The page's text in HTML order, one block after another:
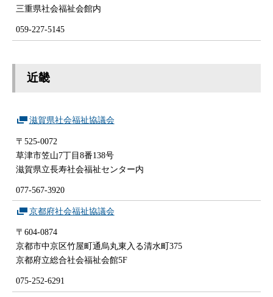
三重県社会福祉会館内
059-227-5145
近畿
滋賀県社会福祉協議会
〒525-0072
草津市笠山7丁目8番138号
滋賀県立長寿社会福祉センター内
077-567-3920
京都府社会福祉協議会
〒604-0874
京都市中京区竹屋町通烏丸東入る清水町375
京都府立総合社会福祉会館5F
075-252-6291